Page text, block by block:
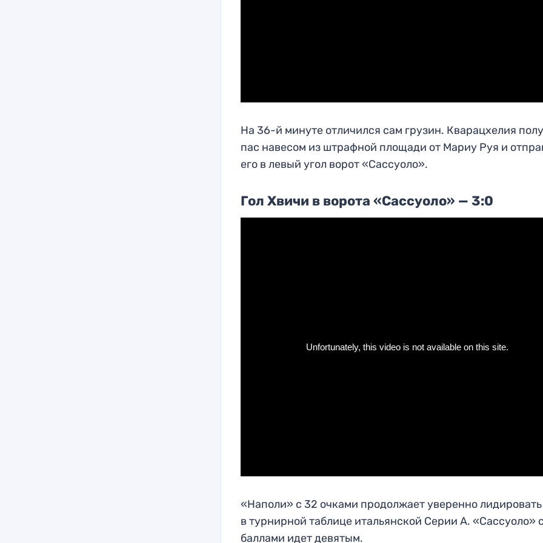
На 36-й минуте отличился сам грузин. Кварацхелия
пас навесом из штрафной площади от Мариу Руя и
его в левый угол ворот «Сассуоло».
Гол Хвичи в ворота «Сассуоло» — 3:0
«Наполи» с 32 очками продолжает уверенно лидировать
в турнирной таблице итальянской Серии А. «Сассуоло»
баллами идет девятым.